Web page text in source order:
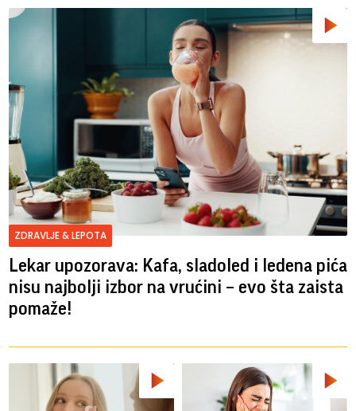
ZDRAVLJE & LEPOTA
Lekar upozorava: Kafa, sladoled i ledena pića
nisu najbolji izbor na vrućini – evo šta zaista
pomaže!